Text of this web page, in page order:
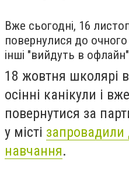
Вже сьогодні, 16
повернулися до
інші "вийдуть в
18 жовтня школярі
осінні канікули і
повернутися за
у місті запровадили
навчання.